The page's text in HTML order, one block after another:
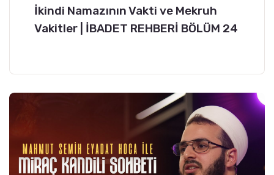
İkindi Namazının Vakti ve Mekruh
Vakitler | İBADET REHBERİ BÖLÜM 24